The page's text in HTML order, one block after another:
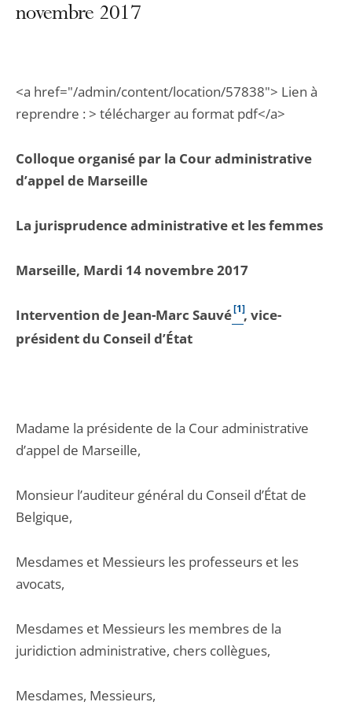
novembre 2017
<a href="/admin/content/location/57838"> Lien à
reprendre : > télécharger au format pdf</a>
Colloque organisé par la Cour administrative
d’appel de Marseille
La jurisprudence administrative et les femmes
Marseille, Mardi 14 novembre 2017
Intervention de Jean-Marc Sauvé[1], vice-
président du Conseil d’État
Madame la présidente de la Cour administrative
d’appel de Marseille,
Monsieur l’auditeur général du Conseil d’État de
Belgique,
Mesdames et Messieurs les professeurs et les
avocats,
Mesdames et Messieurs les membres de la
juridiction administrative, chers collègues,
Mesdames, Messieurs,